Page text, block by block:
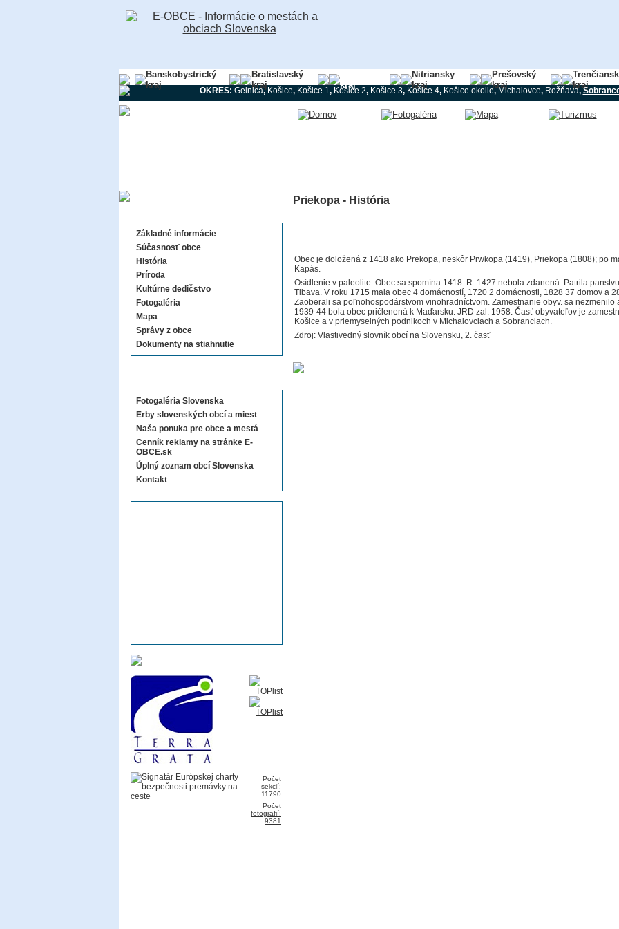
Banskobystrický
kraj
Bratislavský
kraj
kraj
Nitriansky
kraj
Prešovský
kraj
kraj
OKRES: Gelnica, Košice, Košice 1, Košice 2, Košice 3, Košice 4, Košice okolie,Michalovce, Rožňava,
Základné informácie
Súčasnosť obce
História
Príroda
Kultúrne dedičstvo
Fotogaléria
Mapa
Správy z obce
Dokumenty na stiahnutie
Fotogaléria Slovenska
Erby slovenských obcí a miest
Naša ponuka pre obce a mestá
Cenník reklamy na stránke E-
OBCE.sk
Úplný zoznam obcí Slovenska
Kontakt
Počet
sekcií:
11790
Počet
fotografií:
9381
Priekopa - História
Obec je doložená z 1418 ako Prekopa, neskôr Prwkopa (1419), Priekopa (1808); po
Kapás.
Osídlenie v paleolite. Obec sa spomína 1418. R. 1427 nebola zdanená. Patrila
Tibava. V roku 1715 mala obec 4 domácností, 1720 2 domácnosti, 1828 37 domov a
Zaoberali sa poľnohospodárstvom vinohradníctvom. Zamestnanie obyv. sa nezmenilo
1939-44 bola obec pričlenená k Maďarsku. JRD zal. 1958. Časť obyvateľov je
Košice a v priemyselných podnikoch v Michalovciach a Sobranciach.
Zdroj: Vlastivedný slovník obcí na Slovensku, 2. časť